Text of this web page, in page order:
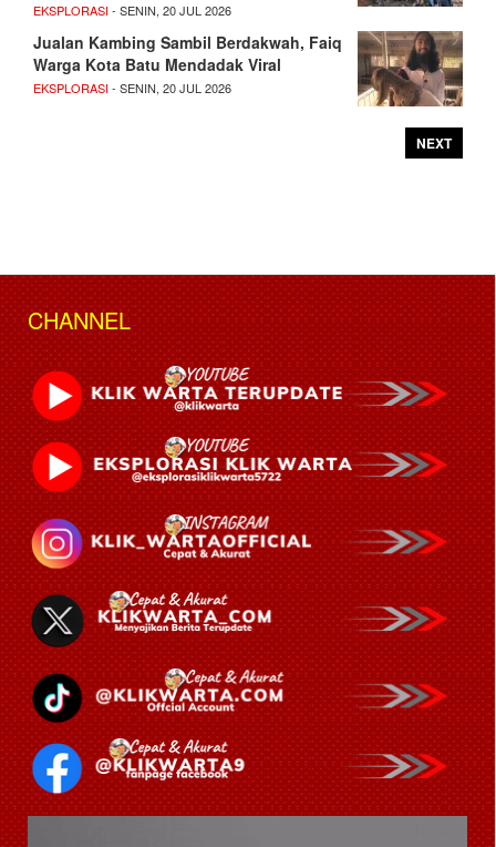
EKSPLORASI- SENIN, 20 JUL 2026
Jualan Kambing Sambil Berdakwah, Faiq
Warga Kota Batu Mendadak Viral
EKSPLORASI- SENIN, 20 JUL 2026
NEXT
CHANNEL